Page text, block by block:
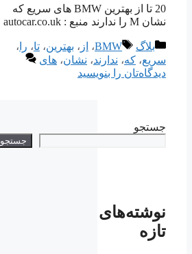
20 تا از بهترین BMW های سریع که
نشان M را ندارند منبع : autocar.co.uk
دسته‌ها
بلاگ برچسب‌ها
BMW، از ، بهترین، تا، را ،
سریع، که، ندارند، نشان، های
دیدگاه‌تان را بنویسید
جستجو
جستجو
نوشته‌های
تازه